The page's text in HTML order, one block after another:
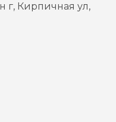
г, Кирпичная ул,